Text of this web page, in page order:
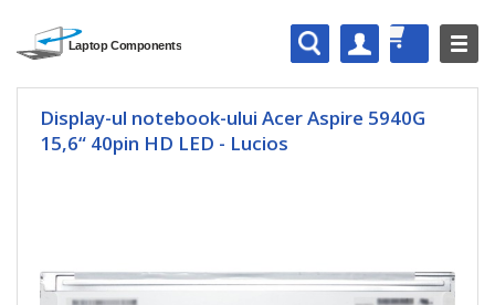
Display-ul notebook-ului Acer Aspire 5940G
15,6“ 40pin HD LED - Lucios